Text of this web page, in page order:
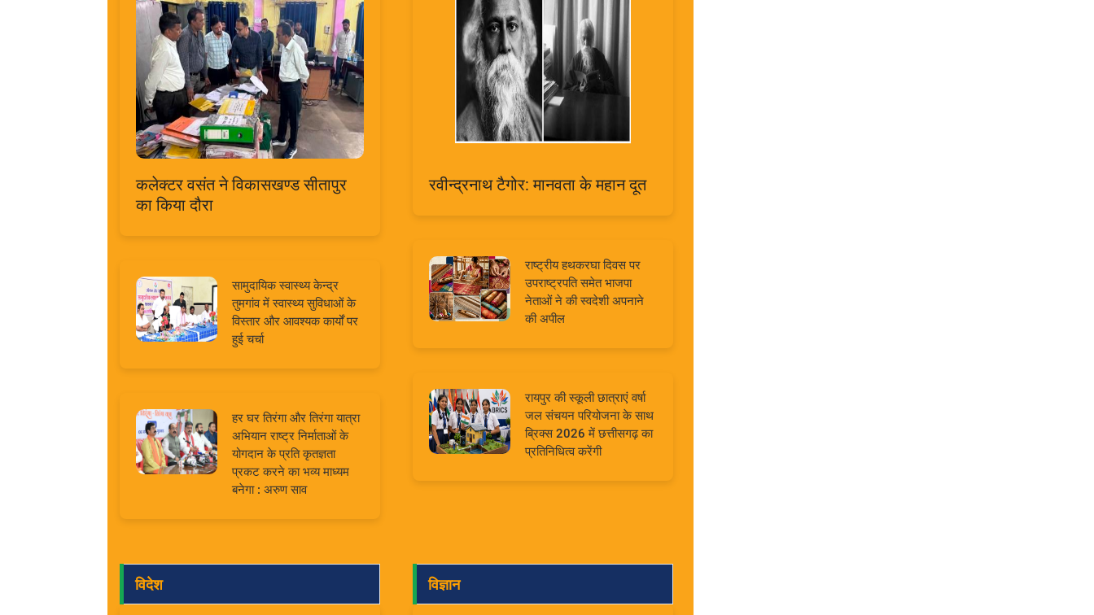
कलेक्टर वसंत ने विकासखण्ड सीतापुर
का किया दौरा
सामुदायिक स्वास्थ्य केन्द्र
तुमगांव में स्वास्थ्य सुविधाओं के
विस्तार और आवश्यक कार्यों पर
हुई चर्चा
हर घर तिरंगा और तिरंगा यात्रा
अभियान राष्ट्र निर्माताओं के
योगदान के प्रति कृतज्ञता
प्रकट करने का भव्य माध्यम
बनेगा : अरुण साव
रवीन्द्रनाथ टैगोर: मानवता के महान दूत
राष्ट्रीय हथकरघा दिवस पर
उपराष्ट्रपति समेत भाजपा
नेताओं ने की स्वदेशी अपनाने
की अपील
रायपुर की स्कूली छात्राएं वर्षा
जल संचयन परियोजना के साथ
ब्रिक्स 2026 में छत्तीसगढ़ का
प्रतिनिधित्व करेंगी
विदेश विज्ञान